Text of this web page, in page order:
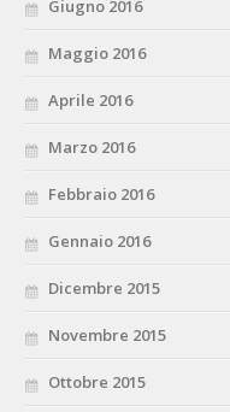
Giugno 2016
Maggio 2016
Aprile 2016
Marzo 2016
Febbraio 2016
Gennaio 2016
Dicembre 2015
Novembre 2015
Ottobre 2015